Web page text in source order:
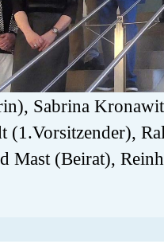
Sabrina
(1.Vorsitzender),
Mast (Beirat),